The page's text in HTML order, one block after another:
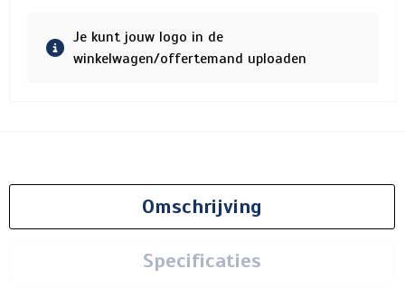
Je kunt jouw logo in de
winkelwagen/offertemand uploaden
Omschrijving
Specificaties